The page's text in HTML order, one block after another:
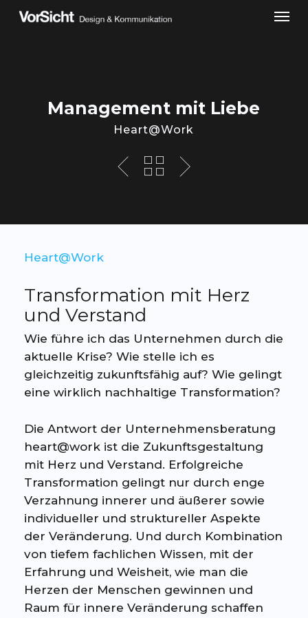
Skip
Management mit Liebe
Heart@Work
Heart@Work
Transformation mit Herz
und Verstand
Wie führe ich das Unternehmen durch die
aktuelle Krise? Wie stelle ich es
gleichzeitig zukunftsfähig auf? Wie gelingt
eine wirklich nachhaltige Transformation?
Die Antwort der Unternehmensberatung
heart@work ist die Zukunftsgestaltung
mit Herz und Verstand. Erfolgreiche
Transformation gelingt nur durch enge
Verzahnung innerer und äußerer sowie
individueller und struktureller Aspekte
der Veränderung. Und durch Kombination
von tiefem fachlichen Wissen, mit der
Erfahrung und Weisheit, wie man die
Herzen der Menschen gewinnen und
Raum für innere Veränderung schaffen